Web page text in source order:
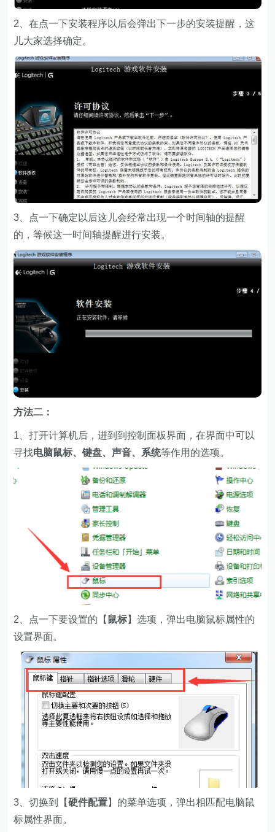
2、在点一下安装程序以后会弹出下一步的安装提醒，这
儿大家选择确定。
3、点一下确定以后这儿会经常出现一个时间轴的提醒
的，等候这一时间轴提醒进行安装。
方法二：
1、打开计算机后，进到到控制面板界面，在界面中可以
寻找电脑鼠标、键盘、声音、系统等作用的选项。
2、点一下要设置的【 鼠标】选项，弹出电脑鼠标属性的
设置界面。
3、切换到【硬件配置】的菜单选项，弹出相匹配电脑鼠
标属性界面。